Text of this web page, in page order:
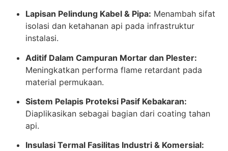
Lapisan Pelindung Kabel & Pipa: Menambah sifat
isolasi dan ketahanan api pada infrastruktur
instalasi.
Aditif Dalam Campuran Mortar dan Plester:
Meningkatkan performa flame retardant pada
material permukaan.
Sistem Pelapis Proteksi Pasif Kebakaran:
Diaplikasikan sebagai bagian dari coating tahan
api.
Insulasi Termal Fasilitas Industri & Komersial: